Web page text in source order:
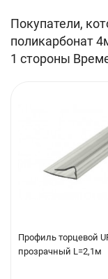
UV-защита: Да
Плотность (кг/
Покупатели,
поликарбонат
1 стороны
Профиль торцевой
прозрачный L=2,1м